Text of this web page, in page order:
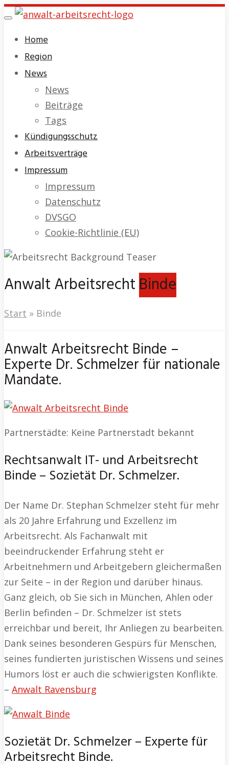
Skip
main
content
Toggle
Home
Region
News
News
Beiträge
Tags
Kündigungsschutz
Arbeitsverträge
Impressum
Impressum
Datenschutz
DVSGO
Cookie-Richtlinie (EU)
Anwalt Arbeitsrecht Binde
Start » Binde
Anwalt Arbeitsrecht Binde –
Experte Dr. Schmelzer für nationale
Mandate.
Partnerstädte: Keine Partnerstadt bekannt
Rechtsanwalt IT- und Arbeitsrecht
Binde – Sozietät Dr. Schmelzer.
Der Name Dr. Stephan Schmelzer steht für mehr
als 20 Jahre Erfahrung und Exzellenz im
Arbeitsrecht. Als Fachanwalt mit
beeindruckender Erfahrung steht er
Arbeitnehmern und Arbeitgebern gleichermaßen
zur Seite – in der Region und darüber hinaus.
Ganz gleich, ob Sie sich in München, Ahlen oder
Berlin befinden – Dr. Schmelzer ist stets
erreichbar und bereit, Ihr Anliegen zu bearbeiten.
Dank seines besonderen Gespürs für Menschen,
seines fundierten juristischen Wissens und seines
Humors löst er auch die schwierigsten Konflikte.
– Anwalt Ravensburg
Sozietät Dr. Schmelzer – Experte für
Arbeitsrecht Binde.